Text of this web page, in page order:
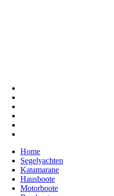
Home
Segelyachten
Katamarane
Hausboote
Motorboote